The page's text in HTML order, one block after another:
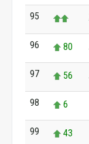
95
96 80
97 56
98 6
99 43